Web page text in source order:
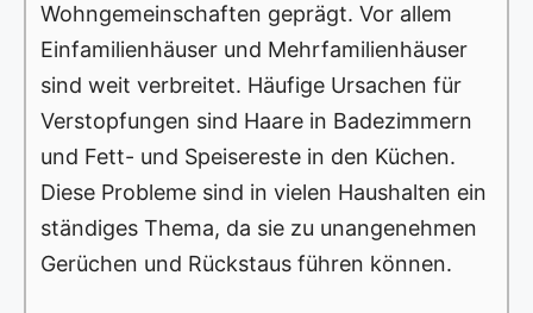
Wohngemeinschaften geprägt. Vor allem
Einfamilienhäuser und Mehrfamilienhäuser
sind weit verbreitet. Häufige Ursachen für
Verstopfungen sind Haare in Badezimmern
und Fett- und Speisereste in den Küchen.
Diese Probleme sind in vielen Haushalten ein
ständiges Thema, da sie zu unangenehmen
Gerüchen und Rückstaus führen können.